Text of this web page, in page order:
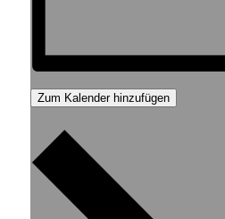
Zum Kalender hinzufügen